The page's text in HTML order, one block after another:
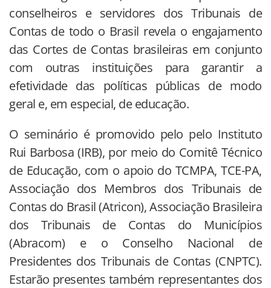
conselheiros e servidores dos Tribunais de
Contas de todo o Brasil revela o engajamento
das Cortes de Contas brasileiras em conjunto
com outras instituições para garantir a
efetividade das políticas públicas de modo
geral e, em especial, de educação.
O seminário é promovido pelo pelo Instituto
Rui Barbosa (IRB), por meio do Comitê Técnico
de Educação, com o apoio do TCMPA, TCE-PA,
Associação dos Membros dos Tribunais de
Contas do Brasil (Atricon), Associação Brasileira
dos Tribunais de Contas do Municípios
(Abracom) e o Conselho Nacional de
Presidentes dos Tribunais de Contas (CNPTC).
Estarão presentes também representantes dos